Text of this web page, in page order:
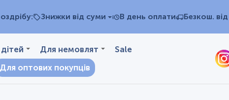
Знижки від суми В день оплати Безкош.
Для немовлят
Sale
оптових покупців